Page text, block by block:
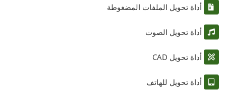
أداة تحويل الملفات المضغوطة
أداة تحويل الصوت
أداة تحويل CAD
أداة تحويل للهاتف